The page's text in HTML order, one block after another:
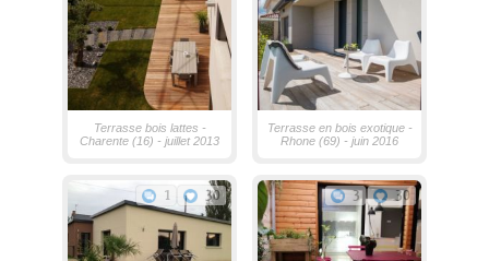
Terrasse bois lattes -
Charente (16) - juillet 2013
Terrasse en bois exotique -
Rhone (69) - juin 2016
1 30 3 30